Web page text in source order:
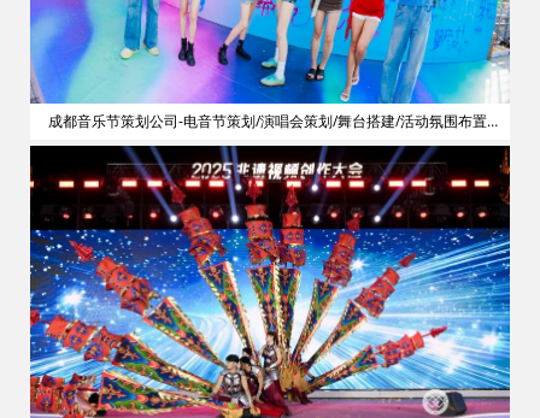
成都音乐节策划公司-电音节策划/演唱会策划/舞台搭建/活动氛围布置/
明星艺人网红邀请